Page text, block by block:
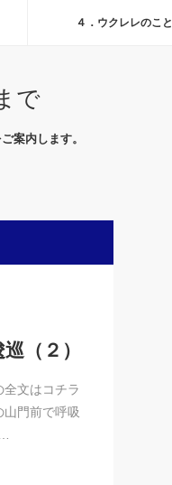
４．ウクレレのこと
で
案内します。
（２）
文はコチラ
門前で呼吸